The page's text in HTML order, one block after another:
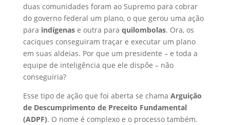
duas comunidades foram ao Supremo para cobrar
do governo federal um plano, o que gerou uma ação
para indígenase outra para quilombolas. Ora, os
caciques conseguiram traçar e executar um plano
em suas aldeias. Por que um presidente – e toda a
equipe de inteligência que ele dispõe – não
conseguiria?
Esse tipo de ação que foi aberta se chama Arguição
de Descumprimento de Preceito Fundamental
(ADPF). O nome é complexo e o processo também.